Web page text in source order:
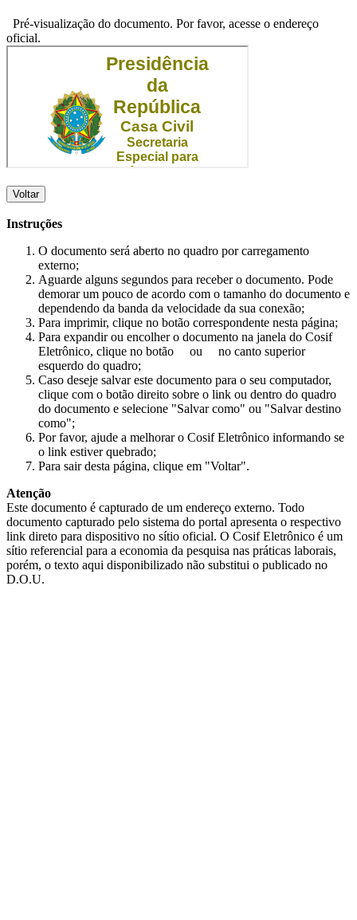
Pré-visualização do documento. Por favor, acesse o endereço
oficial.
Voltar
Instruções
O documento será aberto no quadro por carregamento
externo;
Aguarde alguns segundos para receber o documento. Pode
demorar um pouco de acordo com o tamanho do documento e
dependendo da banda da velocidade da sua conexão;
Para imprimir, clique no botão correspondente nesta página;
Para expandir ou encolher o documento na janela do Cosif
Eletrônico, clique no botão
ou
no canto superior
esquerdo do quadro;
Caso deseje salvar este documento para o seu computador,
clique com o botão direito sobre o link ou dentro do quadro
do documento e selecione "Salvar como" ou "Salvar destino
como";
Por favor, ajude a melhorar o Cosif Eletrônico informando se
o link estiver quebrado;
Para sair desta página, clique em "Voltar".
Atenção
Este documento é capturado de um endereço externo. Todo
documento capturado pelo sistema do portal apresenta o respectivo
link direto para dispositivo no sítio oficial. O Cosif Eletrônico é um
sítio referencial para a economia da pesquisa nas práticas laborais,
porém, o texto aqui disponibilizado não substitui o publicado no
D.O.U.